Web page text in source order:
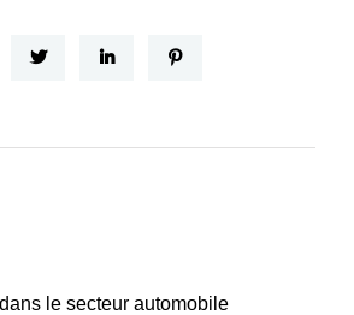
Horizon
Francele secteur automobile